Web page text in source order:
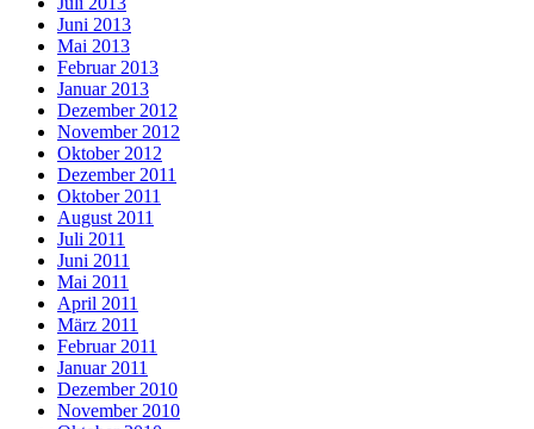
Juni 2013
Mai 2013
Februar 2013
Januar 2013
Dezember 2012
November 2012
Oktober 2012
Dezember 2011
Oktober 2011
August 2011
Juli 2011
Juni 2011
Mai 2011
April 2011
März 2011
Februar 2011
Januar 2011
Dezember 2010
November 2010